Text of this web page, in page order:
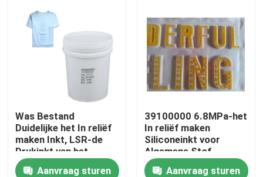
Kwaliteitscontrole
Contacteer ons
Verzoek om een Citaat
Silicone Rubberinkt
Was Bestand
Duidelijke het In reliëf
maken Inkt, LSR-de
Drukinkt van het
Siliconescherm
Aanvraag sturen
39100000 6.8MPa-het
In reliëf maken
Siliconeinkt voor
Algemene Stof
Aanvraag sturen